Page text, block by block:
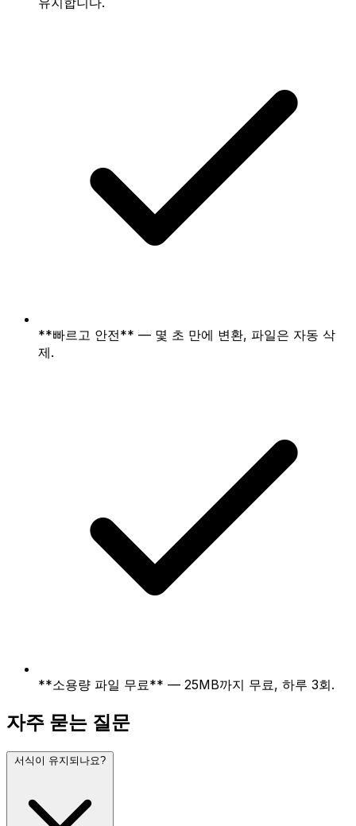
**빠르고 안전** — 몇 초 만에 변환, 파일은 자동 삭
제.
**소용량 파일 무료** — 25MB까지 무료, 하루 3회.
자주 묻는 질문
서식이 유지되나요?